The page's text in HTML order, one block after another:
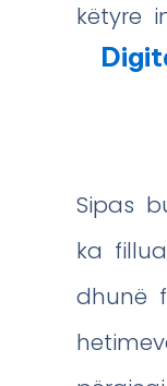
këtyre
Sipas
ka
dhunë